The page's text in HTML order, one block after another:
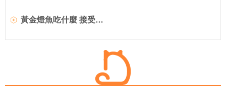
黃金燈魚吃什麼 接受各種蟲餌及人工飼料